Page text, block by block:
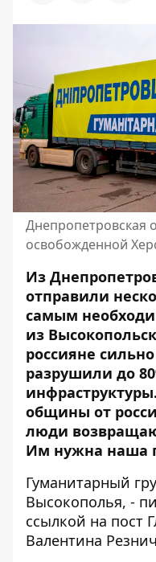
Днепропетровская
освобожденной
Из
отправили
самым
из
россияне
разрушили до
общины от
люди
Им нужна наша
Гуманитарный
Высокополья, -
ссылкой на пост
Валентина